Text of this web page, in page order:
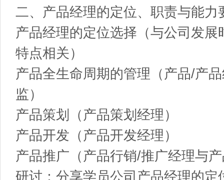
二、产品经理的定位、职责与能力
产品经理的定位选择（与公司发
特点相关）
产品全生命周期的管理（产品/产
监）
产品策划（产品策划经理）
产品开发（产品开发经理）
产品推广（产品行销/推广经理与
研讨：分享学员公司产品经理的定